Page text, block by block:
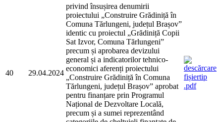
40 29.04.2024
privind însușirea denumirii
proiectului „Construire Grădiniță în
Comuna Tărlungeni, județul Brașov”
identic cu proiectul „Grădiniță Copii
Sat Izvor, Comuna Tărlungeni”
precum și aprobarea devizului
general și a indicatorilor tehnico-
economici aferenți proiectului
„Construire Grădiniță în Comuna
Tărlungeni, județul Brașov” aprobat
pentru finanțare prin Programul
Național de Dezvoltare Locală,
precum și a sumei reprezentând